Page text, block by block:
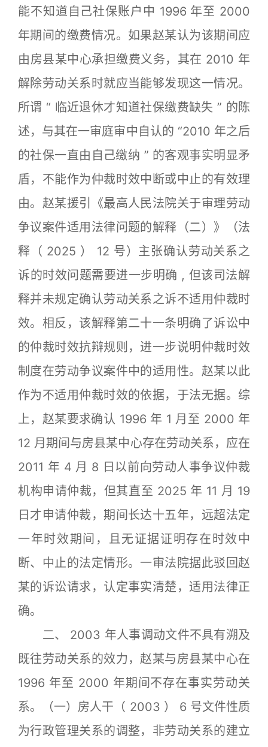
能不知道自己社保账户中 1996 年至 2000
年期间的缴费情况。如果赵某认为该期间应
由房县某中心承担缴费义务，其在 2010 年
解除劳动关系时就应当能够发现这一情况。
所谓 “ 临近退休才知道社保缴费缺失 ” 的陈
述，与其在一审庭审中自认的 “2010 年之后
的社保一直由自己缴纳 ” 的客观事实明显矛
盾，不能作为仲裁时效中断或中止的有效理
由。赵某援引《最高人民法院关于审理劳动
争议案件适用法律问题的解释（二）》（法
释（ 2025 ） 12 号）主张确认劳动关系之
诉的时效问题需要进一步明确 , 但该司法解
释并未规定确认劳动关系之诉不适用仲裁时
效。相反，该解释第二十一条明确了诉讼中
的仲裁时效抗辩规则，进一步说明仲裁时效
制度在劳动争议案件中的适用性。赵某以此
作为不适用仲裁时效的依据，于法无据。综
上，赵某要求确认 1996 年 1 月至 2000 年
12 月期间与房县某中心存在劳动关系，应在
2011 年 4 月 8 日以前向劳动人事争议仲裁
机构申请仲裁，但其直至 2025 年 11 月 19
日才申请仲裁，期间长达十五年，远超法定
一年时效期间，且无证据证明存在时效中
断、中止的法定情形。一审法院据此驳回赵
某的诉讼请求，认定事实清楚，适用法律正
确。
二、 2003 年人事调动文件不具有溯及
既往劳动关系的效力，赵某与房县某中心在
1996 年至 2000 年期间不存在事实劳动关
系。（一）房人干（ 2003 ） 6 号文件性质
为行政管理关系的调整，非劳动关系的建立